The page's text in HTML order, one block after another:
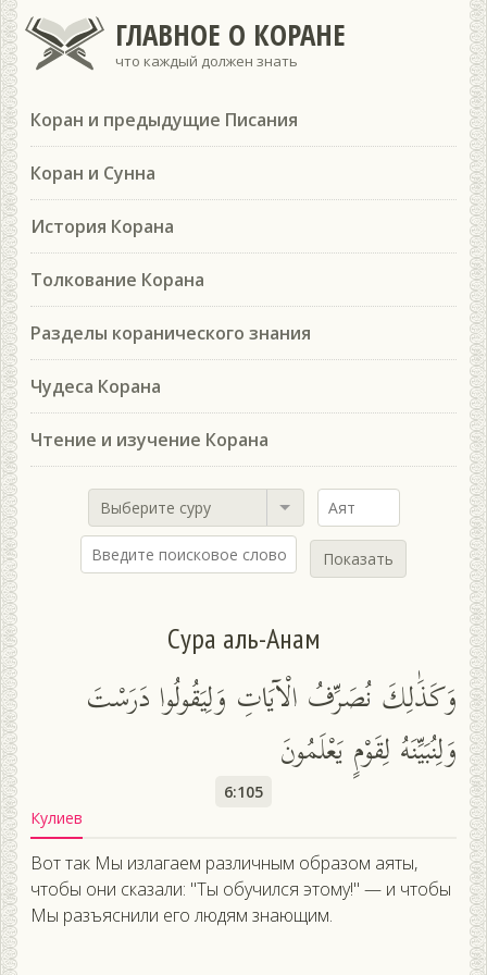
ГЛАВНОЕ О КОРАНЕ
что каждый должен знать
Коран и предыдущие Писания
Коран и Сунна
История Корана
Толкование Корана
Разделы коранического знания
Чудеса Корана
Чтение и изучение Корана
Выберите суру
Показать
Сура аль-Анам
وَكَذَٰلِكَ نُصَرِّفُ الْآيَاتِ وَلِيَقُولُوا دَرَسْتَ
وَلِنُبَيِّنَهُ لِقَوْمٍ يَعْلَمُونَ
6:105
Кулиев
Вот так Мы излагаем различным образом аяты,
чтобы они сказали: "Ты обучился этому!" — и чтобы
Мы разъяснили его людям знающим.